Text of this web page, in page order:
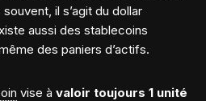
il s’agit du dollar
aussi des stablecoins
des paniers d’actifs.
vise à valoir toujours 1 unité